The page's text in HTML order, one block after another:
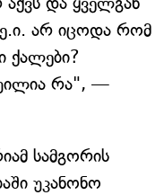
არ იცოდა რომ
ქალები?
რა", —
სამგორის
უკანონო